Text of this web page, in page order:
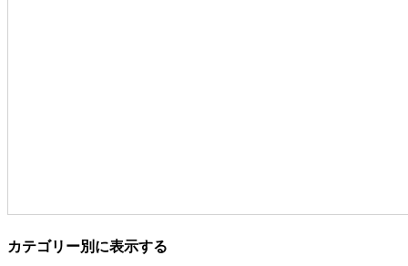
カテゴリー別に表示する